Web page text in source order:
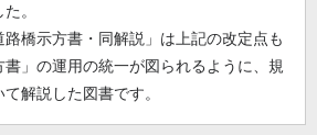
。
橋示方書・同解説」は上記の改定点も
」の運用の統一が図られるように、規
解説した図書です。